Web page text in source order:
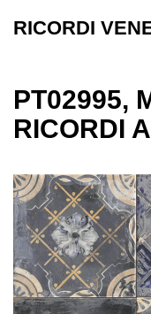
RICORDI
PT02995,
RICORDI